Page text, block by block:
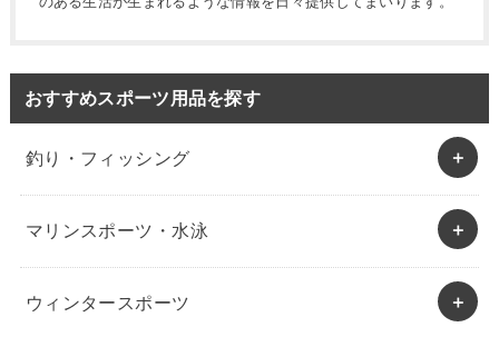
おすすめスポーツ用品を探す
釣り・フィッシング
マリンスポーツ・水泳
ウィンタースポーツ